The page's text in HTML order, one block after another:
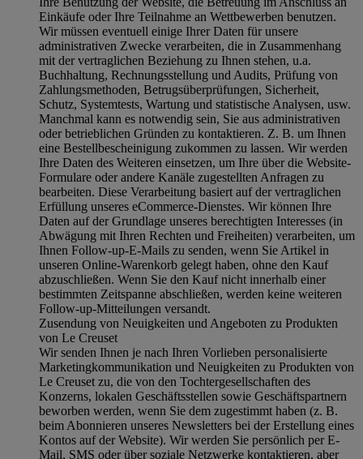
Einkäufe oder Ihre Teilnahme an Wettbewerben benutzen.
Wir müssen eventuell einige Ihrer Daten für unsere
administrativen Zwecke verarbeiten, die in Zusammenhang
mit der vertraglichen Beziehung zu Ihnen stehen, u.a.
Buchhaltung, Rechnungsstellung und Audits, Prüfung von
Zahlungsmethoden, Betrugsüberprüfungen, Sicherheit,
Schutz, Systemtests, Wartung und statistische Analysen, usw.
Manchmal kann es notwendig sein, Sie aus administrativen
oder betrieblichen Gründen zu kontaktieren. Z. B. um Ihnen
eine Bestellbescheinigung zukommen zu lassen. Wir werden
Ihre Daten des Weiteren einsetzen, um Ihre über die Website-
Formulare oder andere Kanäle zugestellten Anfragen zu
bearbeiten. Diese Verarbeitung basiert auf der vertraglichen
Erfüllung unseres eCommerce-Dienstes. Wir können Ihre
Daten auf der Grundlage unseres berechtigten Interesses (in
Abwägung mit Ihren Rechten und Freiheiten) verarbeiten, um
Ihnen Follow-up-E-Mails zu senden, wenn Sie Artikel in
unseren Online-Warenkorb gelegt haben, ohne den Kauf
abzuschließen. Wenn Sie den Kauf nicht innerhalb einer
bestimmten Zeitspanne abschließen, werden keine weiteren
Follow-up-Mitteilungen versandt.
Zusendung von Neuigkeiten und Angeboten zu Produkten
von Le Creuset
Wir senden Ihnen je nach Ihren Vorlieben personalisierte
Marketingkommunikation und Neuigkeiten zu Produkten von
Le Creuset zu, die von den Tochtergesellschaften des
Konzerns, lokalen Geschäftsstellen sowie Geschäftspartnern
beworben werden, wenn Sie dem zugestimmt haben (z. B.
beim Abonnieren unseres Newsletters bei der Erstellung eines
Kontos auf der Website). Wir werden Sie persönlich per E-
Mail, SMS oder über soziale Netzwerke kontaktieren, aber